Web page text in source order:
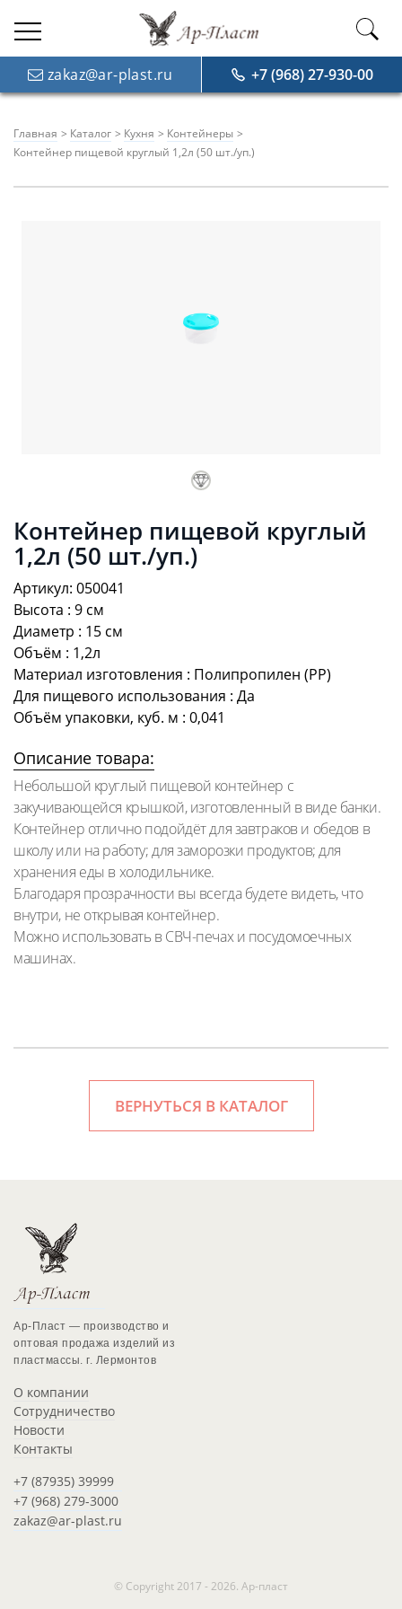
zakaz@ar-plast.ru +7 (968) 27-930-00
Главная Каталог Кухня
Контейнеры
Контейнер пищевой круглый 1,2л (50 шт./уп.)
Контейнер пищевой круглый
1,2л (50 шт./уп.)
Артикул: 050041
Высота : 9 см
Диаметр : 15 см
Объём : 1,2л
Материал изготовления : Полипропилен (PP)
Для пищевого использования : Да
Объём упаковки, куб. м : 0,041
Описание товара:
Небольшой круглый пищевой контейнер с
закучивающейся крышкой, изготовленный в виде банки.
Контейнер отлично подойдёт для завтраков и обедов в
школу или на работу; для заморозки продуктов; для
хранения еды в холодильнике.
Благодаря прозрачности вы всегда будете видеть, что
внутри, не открывая контейнер.
Можно использовать в СВЧ-печах и посудомоечных
машинах.
ВЕРНУТЬСЯ В КАТАЛОГ
Ар-Пласт — производство и
оптовая продажа изделий из
пластмассы. г. Лермонтов
О компании
Сотрудничество
Новости
Контакты
+7 (87935) 39999
+7 (968) 279-3000
zakaz@ar-plast.ru
© Copyright 2017 - 2026. Ар-пласт